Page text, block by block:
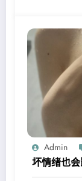
Admin
坏情绪也